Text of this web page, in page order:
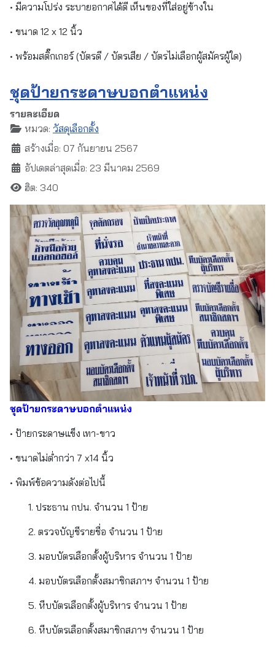
• มีความโปร่ง ระบายอกาศได้ดี เห็นของที่ใส่อยู่ข้างใน
• ขนาด 12 x 12 นิ้ว
• พร้อมสติ๊กเกอร์ (บัตรดี / บัตรเสีย / บัตรไม่เลือกผู้สมัครผู้ใด)
ชุดป้ายกระดาษบอกตำแหน่ง
รายละเอียด
หมวด: วัสดุเลือกตั้ง
สร้างเมื่อ: 07 กันยายน 2567
อัปเดตล่าสุดเมื่อ: 23 มีนาคม 2569
ฮิต: 340
ชุดป้ายกระดาษบอกตำแหน่ง
• ป้ายกระดาษแข็ง เทา-ขาว
• ขนาดไม่ต่ำกว่า 7 x14 นิ้ว
• พิมพ์ข้อความดังต่อไปนี้
1. ประธาน กปน. จำนวน 1 ป้าย
2. ตรวจบัญชีรายชื่อ จำนวน 1 ป้าย
3. มอบบัตรเลือกตั้งผู้บริหาร จำนวน 1 ป้าย
4. มอบบัตรเลือกตั้งสมาชิกสภาฯ จำนวน 1 ป้าย
5. หีบบัตรเลือกตั้งผู้บริหาร จำนวน 1 ป้าย
6. หีบบัตรเลือกตั้งสมาชิกสภาฯ จำนวน 1 ป้าย